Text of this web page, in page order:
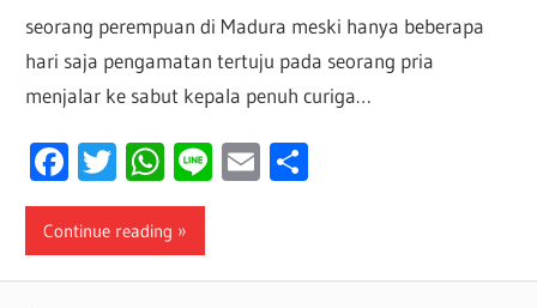
seorang perempuan di Madura meski hanya beberapa
hari saja pengamatan tertuju pada seorang pria
menjalar ke sabut kepala penuh curiga…
Facebook
Twitter
WhatsApp
LineEmail
Continue reading